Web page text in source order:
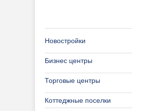
Новостройки
Бизнес центры
Торговые центры
Коттеджные поселки